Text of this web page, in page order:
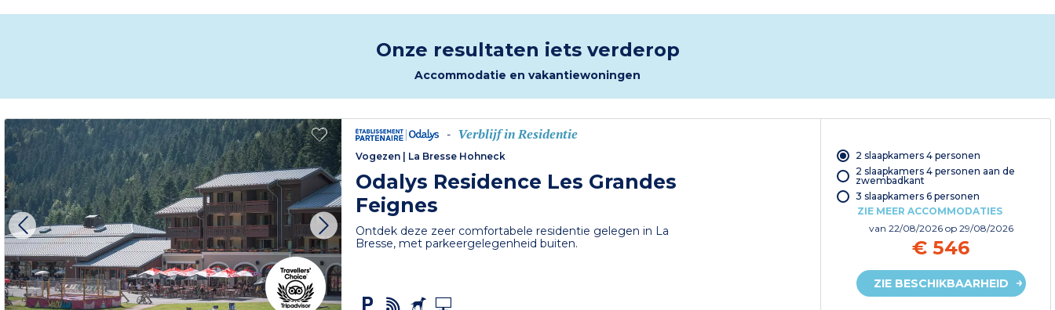
Onze resultaten iets verderop
Accommodatie en vakantiewoningen
- Verblijf in Residentie
Vogezen La Bresse Hohneck
Odalys Residence Les Grandes
Feignes
Ontdek deze zeer comfortabele residentie gelegen in La
Bresse, met parkeergelegenheid buiten.
2 slaapkamers 4 personen
2 slaapkamers 4 personen aan de
zwembadkant
3 slaapkamers 6 personen
ZIE MEER ACCOMMODATIES
van 22/08/2026 op 29/08/2026
€ 546
ZIE BESCHIKBAARHEID